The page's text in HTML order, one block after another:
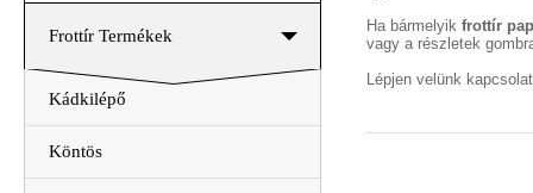
Frottír Termékek
Kádkilépő
Köntös
Ha bármelyik frottír
vagy a részletek
Lépjen velünk